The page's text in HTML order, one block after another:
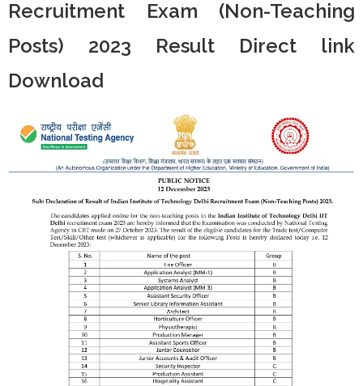
Recruitment Exam (Non-Teaching
Posts) 2023 Result Direct link
Download